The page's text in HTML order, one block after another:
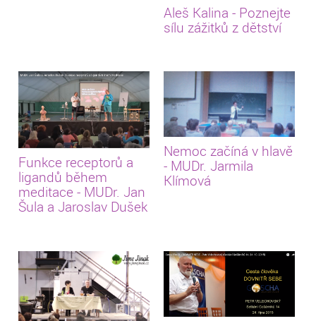
Aleš Kalina - Poznejte
sílu zážitků z dětství
Funkce receptorů a
ligandů během
meditace - MUDr. Jan
Šula a Jaroslav Dušek
Nemoc začíná v hlavě
- MUDr. Jarmila
Klímová